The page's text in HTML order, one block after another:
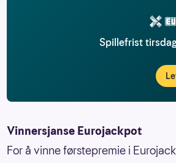
Spillefrist
Vinnersjanse Eurojackpot
For å vinne førstepremie i